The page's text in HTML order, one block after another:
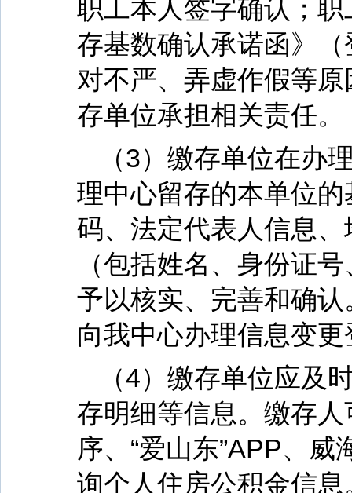
职工本人签字确认；
存基数确认承诺函》
对不严、弄虚作假等
存单位承担相关责任。
（3）缴存单位在办
理中心留存的本单位
码、法定代表人信息
（包括姓名、身份证
予以核实、完善和确
向我中心办理信息变更
（4）缴存单位应及
存明细等信息。缴存人
序、“爱山东”APP、
询个人住房公积金信息